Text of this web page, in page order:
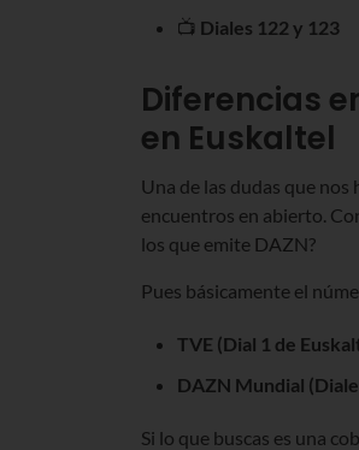
📺 Diales 122 y 123
Diferencias
en Euskaltel
Una de las dudas que
encuentros en abierto.
los que emite DAZN?
Pues básicamente el
TVE (Dial 1 de
DAZN Mundial
Si lo que buscas es una